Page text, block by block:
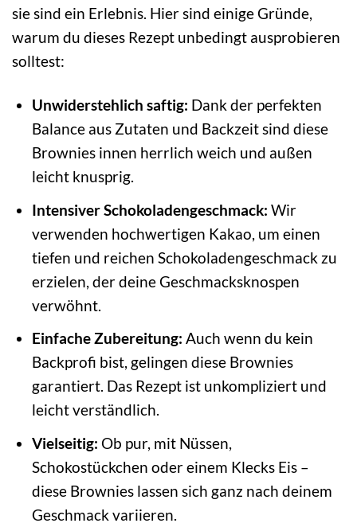
sie sind ein Erlebnis. Hier sind einige Gründe,
warum du dieses Rezept unbedingt ausprobieren
solltest:
Unwiderstehlich saftig: Dank der perfekten
Balance aus Zutaten und Backzeit sind diese
Brownies innen herrlich weich und außen
leicht knusprig.
Intensiver Schokoladengeschmack: Wir
verwenden hochwertigen Kakao, um einen
tiefen und reichen Schokoladengeschmack zu
erzielen, der deine Geschmacksknospen
verwöhnt.
Einfache Zubereitung: Auch wenn du kein
Backprofi bist, gelingen diese Brownies
garantiert. Das Rezept ist unkompliziert und
leicht verständlich.
Vielseitig: Ob pur, mit Nüssen,
Schokostückchen oder einem Klecks Eis –
diese Brownies lassen sich ganz nach deinem
Geschmack variieren.